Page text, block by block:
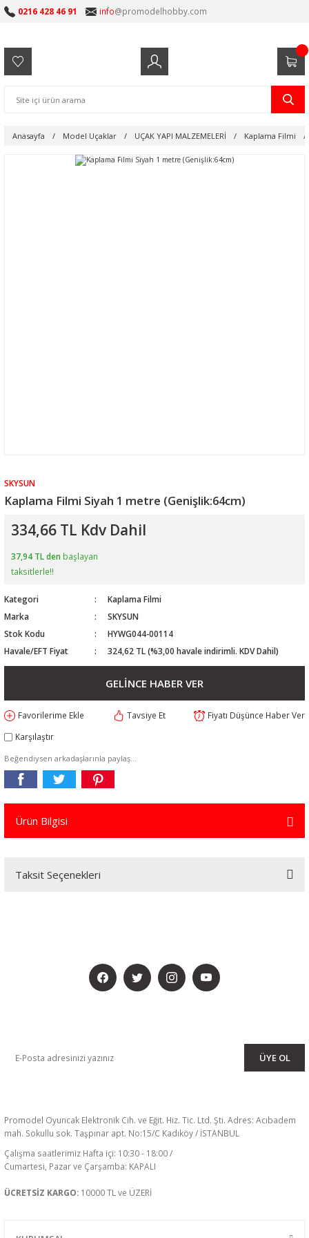
0216 428 46 91 info@promodelhobby.com
Anasayfa Model Uçaklar UÇAK YAPI MALZEMELERİ Kaplama Filmi
SKYSUN
Kaplama Filmi Siyah 1 metre (Genişlik:64cm)
334,66 TL Kdv Dahil
37,94 TL den başlayan
taksitlerle!!
Kategori
Kaplama Filmi
Marka
SKYSUN
Stok Kodu
HYWG044-00114
Havale/EFT Fiyat
324,62 TL (%3,00 havale indirimli. KDV Dahil)
GELİNCE HABER VER
Tavsiye Et
Fiyatı Düşünce Haber Ver
Karşılaştır
Beğendiysen arkadaşlarınla paylaş...
Ürün Bilgisi
Taksit Seçenekleri
ÜYE OL
Promodel Oyuncak Elektronik Cih. ve Eğit. Hiz. Tic. Ltd. Şti. Adres: Acıbadem
mah. Sokullu sok. Taşpınar apt. No:15/C Kadıköy / İSTANBUL
Çalışma saatlerimiz Hafta içi: 10:30 - 18:00 /
Cumartesi, Pazar ve Çarşamba: KAPALI
ÜCRETSİZ KARGO: 10000 TL ve ÜZERİ